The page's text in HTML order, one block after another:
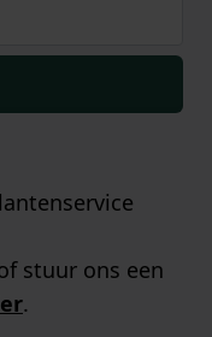
stuur ons een
.